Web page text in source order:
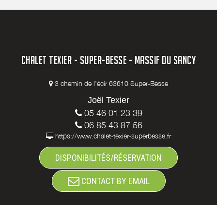
CHALET TEXIER - SUPER-BESSE - MASSIF DU SANCY
3 chemin de l'écir 63610 Super-Besse
Joël Texier
05 46 01 23 39
06 85 43 87 56
https://www.chalet-texier-superbesse.fr
DISPONIBILITÉS/RÉSERVATION
CONTACT BY EMAIL